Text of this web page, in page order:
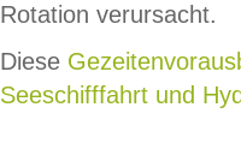
Rotation verursacht.
Diese
Seeschifffahrt und